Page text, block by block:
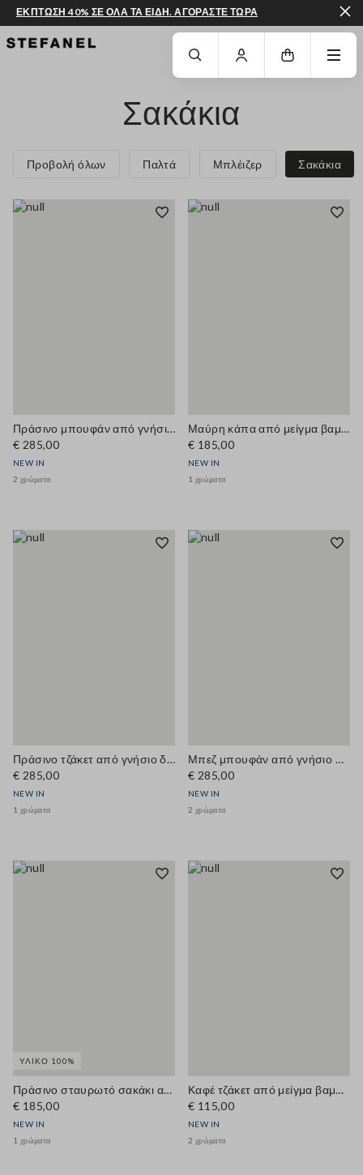
ΜΕΤΆΒΑΣΗ ΣΤΟ ΚΎΡΙΟ ΠΕΡΙΕΧΌΜΕΝΟΚΑΤΕΒΕΊΤΕ ΣΤΟ ΚΆΤΩ ΜΈΡΟΣ
ΕΚΠΤΩΣΗ 40% ΣΕ ΟΛΑ ΤΑ ΕΙΔΗ. ΑΓΟΡΑΣΤΕ ΤΩΡΑ
Σακάκια
Προβολή όλων Παλτά Μπλέιζερ Σακάκια
Πράσινο μπουφάν από γνήσιο δέρμα, κανονική εφαρμογή
€ 285,00
NEW IN
2 χρώματα
Μαύρη κάπα από μείγμα βαμβακιού με κρυφό φερμουάρ, oversized εφαρμογή
€ 185,00
NEW IN
1 χρώματα
Πράσινο τζάκετ από γνήσιο δέρμα με εξωτερικές τσέπες, κανονική εφαρμογή
€ 285,00
NEW IN
1 χρώματα
Μπεζ μπουφάν από γνήσιο δέρμα, regular εφαρμογή
€ 285,00
NEW IN
2 χρώματα
ΥΛΙΚΌ 100%
Πράσινο σταυρωτό σακάκι από 100% βαμβάκι, κανονική εφαρμογή
€ 185,00
NEW IN
1 χρώματα
Καφέ τζάκετ από μείγμα βαμβακιού με φερμουάρ και κοτλέ γιακά, regular εφαρμογή
€ 115,00
NEW IN
2 χρώματα